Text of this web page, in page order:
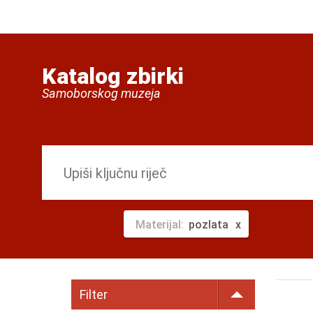
Katalog zbirki
Samoborskog muzeja
Materijal: pozlata
Filter